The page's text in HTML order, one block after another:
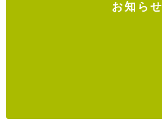
お知らせ